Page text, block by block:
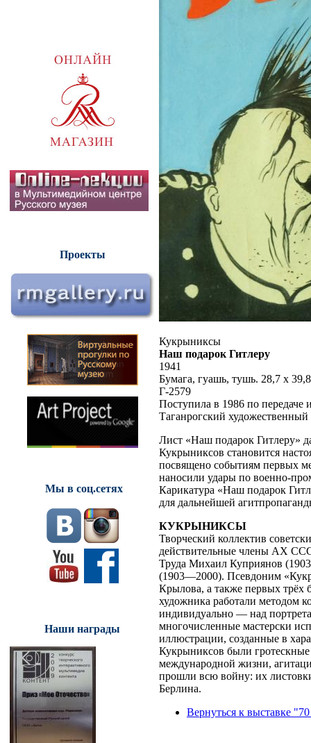
Проекты
Мы в соц.сетях
Наши награды
Кукрыниксы
Наш подарок Гитлеру
1941
Бумага, гуашь, тушь. 28,7 х 39,8
Г-2579
Поступила в 1986 по
Таганрогский художественный
Лист «Наш подарок Гитлеру»
Кукрыниксов становится
посвящено событиям первых
наносили удары по военно-
Карикатура «Наш подарок
для дальнейшей
КУКРЫНИКСЫ
Творческий коллектив
действительные члены АХ
Труда Михаил Куприянов
(1903—2000). Псевдоним
Крылова, а также первых
художника работали методом
индивидуально — над
многочисленные мастерски
иллюстрации, созданные в
Кукрыниксов были
международной жизни,
прошли всю войну: их
Берлина.
Вернуться к выставке